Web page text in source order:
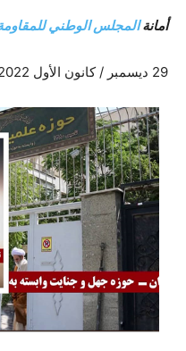
أمانةالمجلس الوطني للمقاومة
29 ديسمبر / كانون الأول 2022